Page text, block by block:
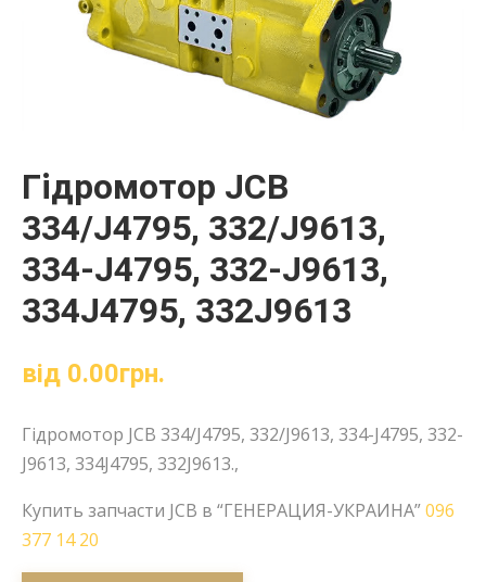
Гідромотор JCB
334/J4795, 332/J9613,
334-J4795, 332-J9613,
334J4795, 332J9613
від 0.00грн.
Гідромотор JCB 334/J4795, 332/J9613, 334-J4795, 332-
J9613, 334J4795, 332J9613.,
Купить запчасти JCB в “ГЕНЕРАЦИЯ-УКРАИНА”096
377 14 20